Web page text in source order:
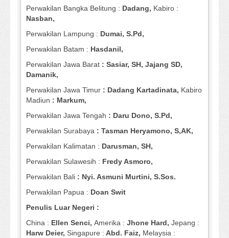
Perwakilan Bangka Belitung : Dadang, Kabiro :
Nasban,
Perwakilan Lampung : Dumai, S.Pd,
Perwakilan Batam : Hasdanil,
Perwakilan Jawa Barat : Sasiar, SH, Jajang SD,
Damanik,
Perwakilan Jawa Timur : Dadang Kartadinata, Kabiro
Madiun : Markum,
Perwakilan Jawa Tengah : Daru Dono, S.Pd,
Perwakilan Surabaya : Tasman Heryamono, S,AK,
Perwakilan Kalimatan : Darusman, SH,
Perwakilan Sulawesih : Fredy Asmoro,
Perwakilan Bali : Nyi. Asmuni Murtini, S.Sos.
Perwakilan Papua : Doan Swit
Penulis Luar Negeri :
China : Ellen Senci, Amerika : Jhone Hard, Jepang :
Harw Deier, Singapure : Abd. Faiz, Melaysia :